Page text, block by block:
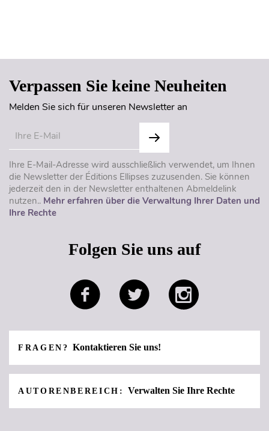
Verpassen Sie keine Neuheiten
Melden Sie sich für unseren Newsletter an
Ihre E-Mail-Adresse wird ausschließlich verwendet, um Ihnen
die Newsletter der Éditions Ellipses zuzusenden. Sie können
jederzeit den in der Newsletter enthaltenen Abmeldelink
nutzen.. Mehr erfahren über die Verwaltung Ihrer Daten und
Ihre Rechte
Folgen Sie uns auf
FRAGEN?Kontaktieren Sie uns!
AUTORENBEREICH: Verwalten Sie Ihre Rechte